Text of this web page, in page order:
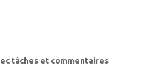
tâches et commentaires